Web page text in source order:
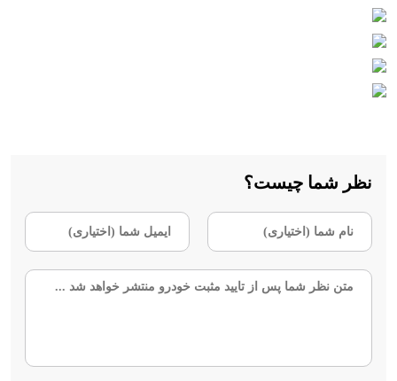
نظر شما چیست؟